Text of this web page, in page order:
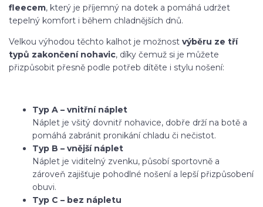
fleecem, který je příjemný na dotek a pomáhá udržet
tepelný komfort i během chladnějších dnů.
Velkou výhodou těchto kalhot je možnost výběru ze tří
typů zakončení nohavic, díky čemuž si je můžete
přizpůsobit přesně podle potřeb dítěte i stylu nošení:
Typ A – vnitřní náplet
Náplet je všitý dovnitř nohavice, dobře drží na botě a
pomáhá zabránit pronikání chladu či nečistot.
Typ B – vnější náplet
Náplet je viditelný zvenku, působí sportovně a
zároveň zajišťuje pohodlné nošení a lepší přizpůsobení
obuvi.
Typ C – bez nápletu